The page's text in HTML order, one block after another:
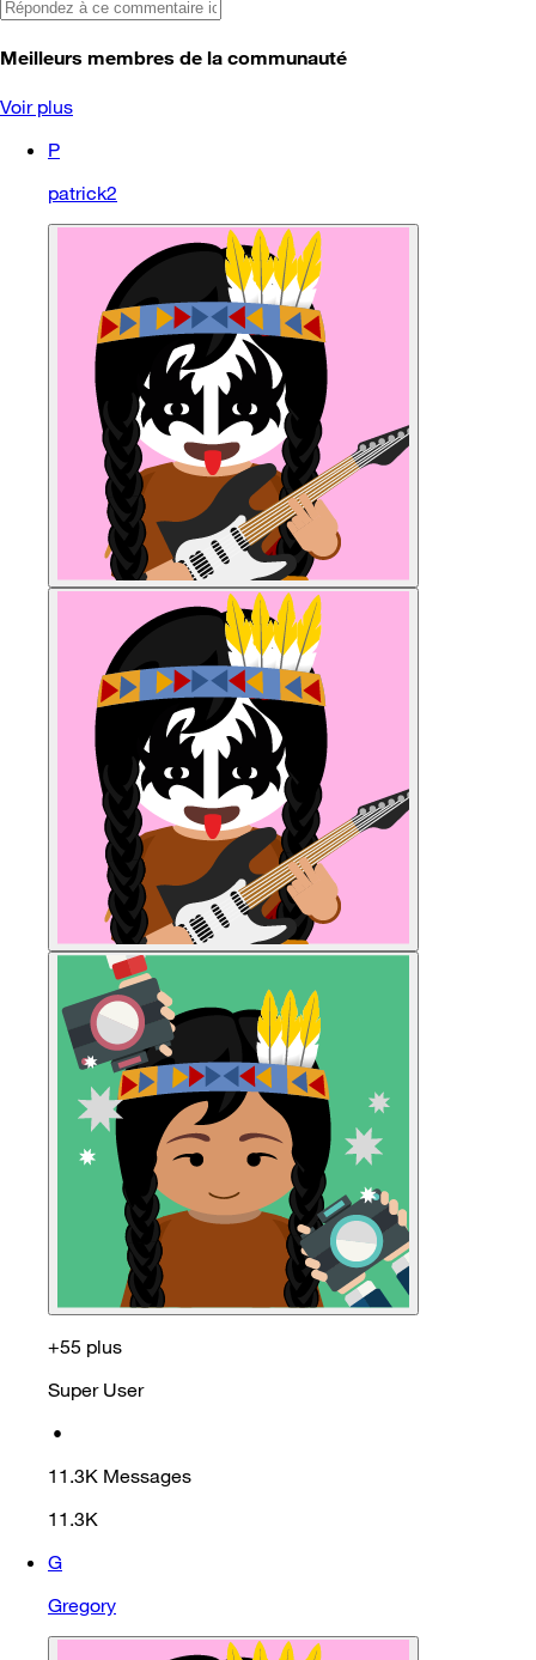
Meilleurs membres de la communauté
Voir plus
P
patrick2
+55 plus
Super User
•
11.3K Messages
11.3K
G
Gregory